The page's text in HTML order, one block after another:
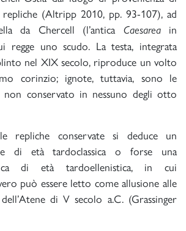
(Altripp 2010, pp. 93-107), ad
da Chercell (l’antica
Caesareain
regge uno scudo. La testa, integrata
nel XIX secolo, riproduce un volto
corinzio; ignote, tuttavia, sono le
non conservato in nessuno degli otto
repliche conservate si deduce un
di età tardoclassica o forse una
di età tardoellenistica, in cui
può essere letto come allusione alle
di V secolo a.C. (Grassinger